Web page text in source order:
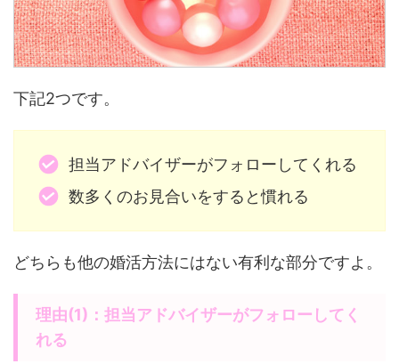
下記2つです。
担当アドバイザーがフォローしてくれる
数多くのお見合いをすると慣れる
どちらも他の婚活方法にはない有利な部分ですよ。
理由(1)：担当アドバイザーがフォローしてく
れる